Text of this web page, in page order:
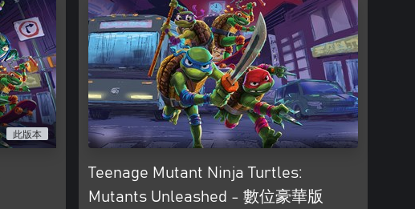
此版本
Teenage Mutant Ninja Turtles:
Mutants Unleashed - 數位豪華版